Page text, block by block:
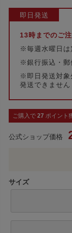
即日発送
13時までのご
※毎週水曜日は
※銀行振込・郵
※即日発送対象
発送できません
ご購入で 27 ポイント
公式ショップ価格
サイズ